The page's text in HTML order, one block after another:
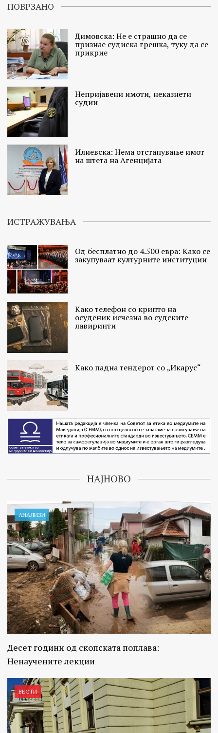
ПОВРЗАНО
Димовска: Не е страшно да се
признае судиска грешка, туку да се
прикрие
Непријавени имоти, неказнети
судии
Илиевска: Нема отстапување имот
на штета на Агенцијата
ИСТРАЖУВАЊА
Од бесплатно до 4.500 евра: Како се
закупуваат културните институции
Како телефон со крипто на
осуденик исчезна во судските
лавиринти
Како падна тендерот со „Икарус“
НАЈНОВО
АНАЛИЗИ
Десет години од скопската поплава:
Ненаучените лекции
ВЕСТИ